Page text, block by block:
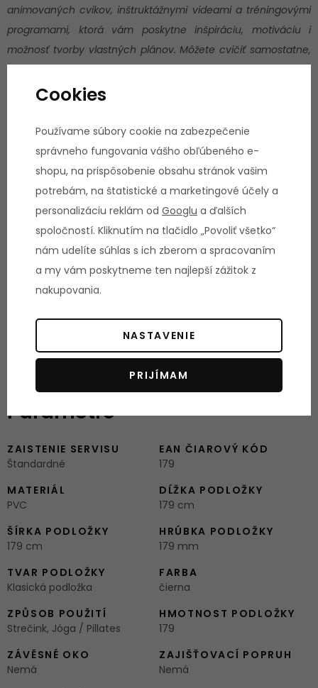
animovaných cvikov, inštruktážnymi videami a tréningovými
programami, ktorá vám poskytne inšpiráciu, motiváciu i
možnosť tvorby vlastných plánov. Môžete cvičiť samostatne,
obsah aplikácie sa pravidelne rozširuje. Aplikácia je zadarmo
Technický popis:
Materiál: PVC
Protišmykový povrch
Hrúbka:
0,6 cm
Hmotnosť:1,2 kg
Ostatné informácie:
Rozmery (d x š):121 x 60 cm
Parametre
ZAISTENIE SERVISU
Štandardné
EAN ČIAROVÝ KÓD
179
MATERIÁL
PVC
DĹŽKA PODLOŽKY
179 cm
ŠÍRKA PODLOŽKY
179 cm
HRÚBKA PODLOŽKY
179 mm
TVAR PODLOŽKY
Klasická podložka
FARBA
čierna
ZPŮSOB POUŽITÍ
Strečink, Jóga / Pillates
HMOTNOST PODLOŽKY
179
ZÁVĚSNÉ OKO
Nemá
ZAJIŠŤOVACÍ POPRUH
Nemá
Cookies
Používame súbory cookie na zabezpečenie
správneho fungovania vášho obľúbeného e-
shopu, na prispôsobenie obsahu stránok vašim
potrebám, na štatistické a marketingové účely a
personalizáciu reklám od Googlu a ďalších
spoločností. Kliknutím na tlačidlo „Povoliť všetko“
nám udelíte súhlas s ich zberom a spracovaním
a my vám poskytneme ten najlepší zážitok z
nakupovania.
NASTAVENIE
PRIJÍMAM